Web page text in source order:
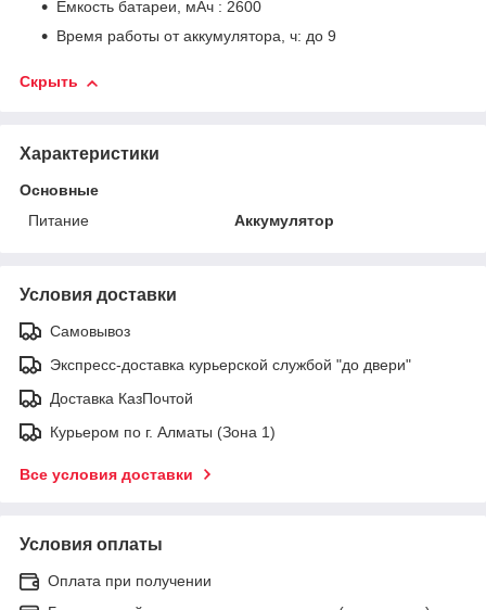
Емкость батареи, мАч : 2600
Время работы от аккумулятора, ч: до 9
Скрыть
Характеристики
Основные
Питание
Аккумулятор
Условия доставки
Самовывоз
Экспресс-доставка курьерской службой "до двери"
Доставка КазПочтой
Курьером по г. Алматы (Зона 1)
Все условия доставки
Условия оплаты
Оплата при получении